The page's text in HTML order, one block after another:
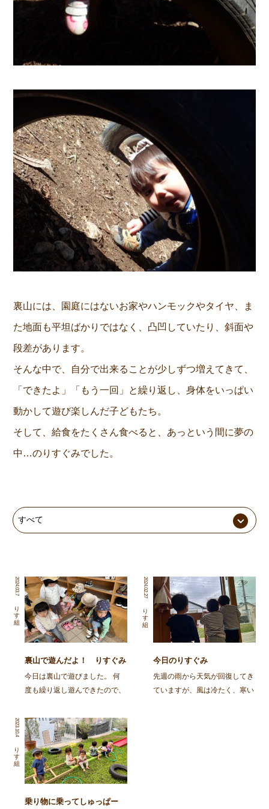
裏山には、園庭にはないお家やハンモックやタイヤ、ま
た地面も平坦ばかりではなく、凸凹していたり、斜面や
段差があります。
そんな中で、自分で出来ることが少しずつ増えてきて、
「できたよ」「もう一回」と繰り返し、身体をいっぱい
動かして遊び楽しんだ子どもたち。
そして、給食をたくさん食べると、あっという間に夢の
中…のりすぐみでした。
2024.03.7
りす組
裏山で遊んだよ！ りすぐみ
今日は裏山で遊びました。 何
度も繰り返し遊んできたので、
「おやまいく？」ととっても喜
んでお片付けをしたり、靴を履
いて準備をしています！ 靴や
靴下を自分で最後まで履こうと
したり、難しいところは「 […]
2024.02.27
りす組
今日のりすぐみ
先週の雨から天気が回復してき
ていますが、風は冷たく、寒い
2023.10.4
りす組
乗り物に乗ってしゅっぱー